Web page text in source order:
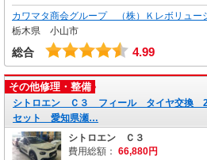
カワマタ商会グループ （株）Ｋレボリュー
栃木県 小山市
総合 4.99
その他修理・整備
シトロエン Ｃ３ フィール タイヤ交換
セット 愛知県瀬…
シトロエン Ｃ３
費用総額： 66,880円